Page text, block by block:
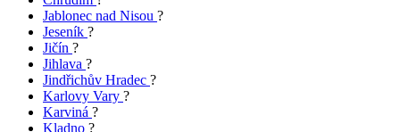
Jablonec nad Nisou ?
Jeseník ?
Jičín ?
Jihlava ?
Jindřichův Hradec ?
Karlovy Vary ?
Karviná ?
Kladno ?